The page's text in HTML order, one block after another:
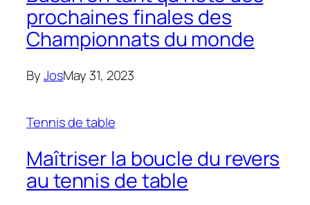
prochaines finales des
Championnats du monde
ByJosMay 31, 2023
Tennis de table
Maîtriser la boucle du revers
au tennis de table